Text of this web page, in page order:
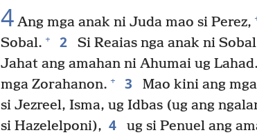
4 Ang mga anak ni Juda mao si Perez,
Sobal. + 2
Si Reaias nga anak ni
Jahat ang amahan ni Ahumai ug
mga Zorahanon. + 3 Mao kini ang
si Jezreel, Isma, ug Idbas (ug ang
si Hazelelponi), 4
ug si Penuel ang